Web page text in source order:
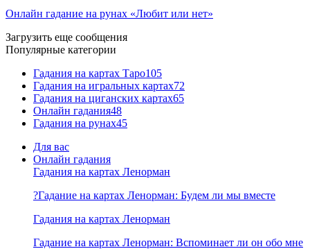
Онлайн гадание на рунах «Любит или нет»
Загрузить еще сообщения
Популярные категории
Гадания на картах Таро105
Гадания на игральных картах72
Гадания на циганских картах65
Онлайн гадания48
Гадания на рунах45
Для вас
Онлайн гадания
Гадания на картах Ленорман
?Гадание на картах Ленорман: Будем ли мы вместе
Гадания на картах Ленорман
Гадание на картах Ленорман: Вспоминает ли он обо мне